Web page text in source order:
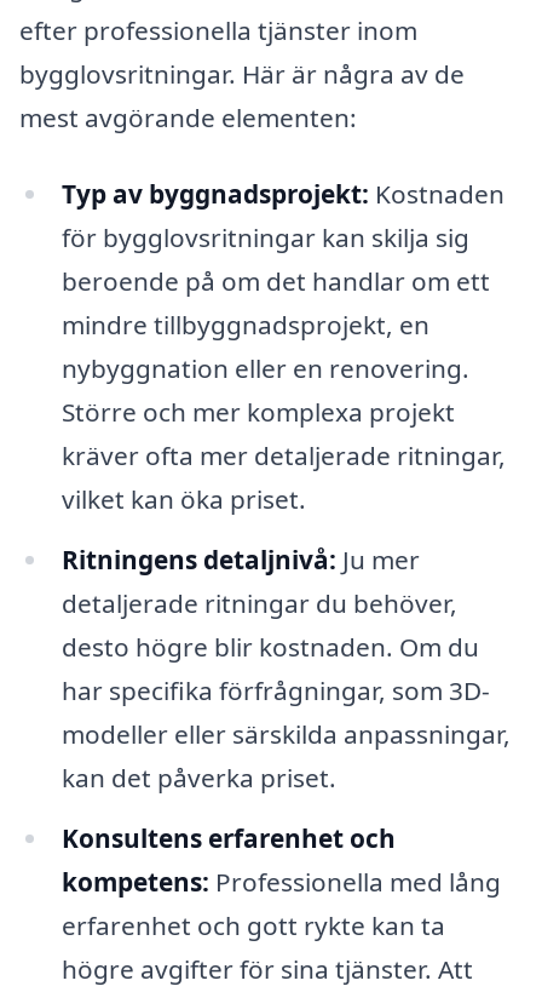
efter professionella tjänster inom
bygglovsritningar. Här är några av de
mest avgörande elementen:
Typ av byggnadsprojekt: Kostnaden
för bygglovsritningar kan skilja sig
beroende på om det handlar om ett
mindre tillbyggnadsprojekt, en
nybyggnation eller en renovering.
Större och mer komplexa projekt
kräver ofta mer detaljerade ritningar,
vilket kan öka priset.
Ritningens detaljnivå: Ju mer
detaljerade ritningar du behöver,
desto högre blir kostnaden. Om du
har specifika förfrågningar, som 3D-
modeller eller särskilda anpassningar,
kan det påverka priset.
Konsultens erfarenhet och
kompetens: Professionella med lång
erfarenhet och gott rykte kan ta
högre avgifter för sina tjänster. Att